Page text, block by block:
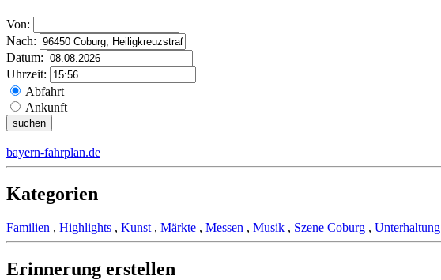
Von:
Nach:
Datum:
Uhrzeit:
Abfahrt
Ankunft
bayern-fahrplan.de
Kategorien
Familien , Highlights , Kunst , Märkte , Messen , Musik , Szene Coburg , Unterhaltung
Erinnerung erstellen